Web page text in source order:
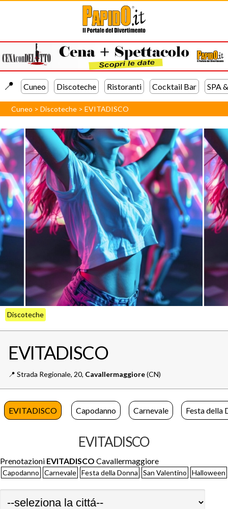
📍️ Cuneo Discoteche Ristoranti Cocktail Bar SPA
Cuneo >Discoteche >EVITADISCO
Discoteche
EVITADISCO
📍️ Strada Regionale, 20, Cavallermaggiore(CN)
EVITADISCO Capodanno Carnevale Festa della
EVITADISCO
Prenotazioni EVITADISCO Cavallermaggiore
Capodanno Carnevale Festa della Donna San Valentino Halloween